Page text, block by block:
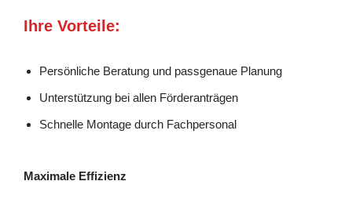
Ihre Vorteile:
Persönliche Beratung und passgenaue Planung
Unterstützung bei allen Förderanträgen
Schnelle Montage durch Fachpersonal
Maximale Effizienz